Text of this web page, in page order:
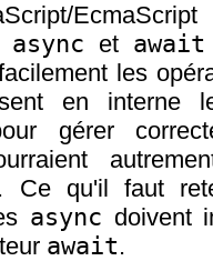
async et await
les
en interne
gérer
Ce qu'il faut
async doivent
await.